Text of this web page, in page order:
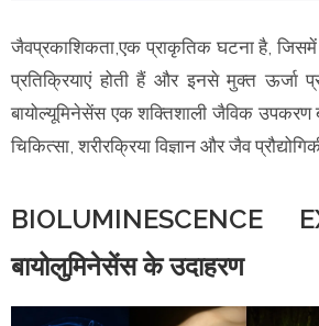
जैवप्रकाशिकता,एक प्राकृतिक घटना है,
प्रतिक्रियाएं होती हैं और इनसे मुक्त ऊर्जा
बायोल्यूमिनेसेंस एक शक्तिशाली जैविक उपकरण
चिकित्सा, शरीरक्रिया विज्ञान और जैव
BIOLUMINESCENCE
बायोलुमिनेसेंस के उदाहरण